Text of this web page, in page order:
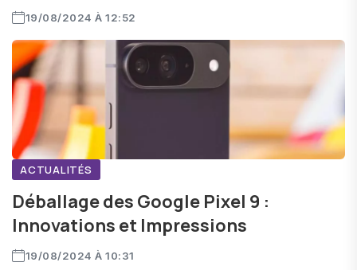
19/08/2024 À 12:52
ACTUALITÉS
Déballage des Google Pixel 9 :
Innovations et Impressions
19/08/2024 À 10:31